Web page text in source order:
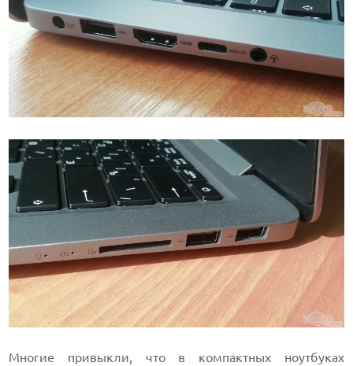
Многие привыкли, что в компактных ноутбуках